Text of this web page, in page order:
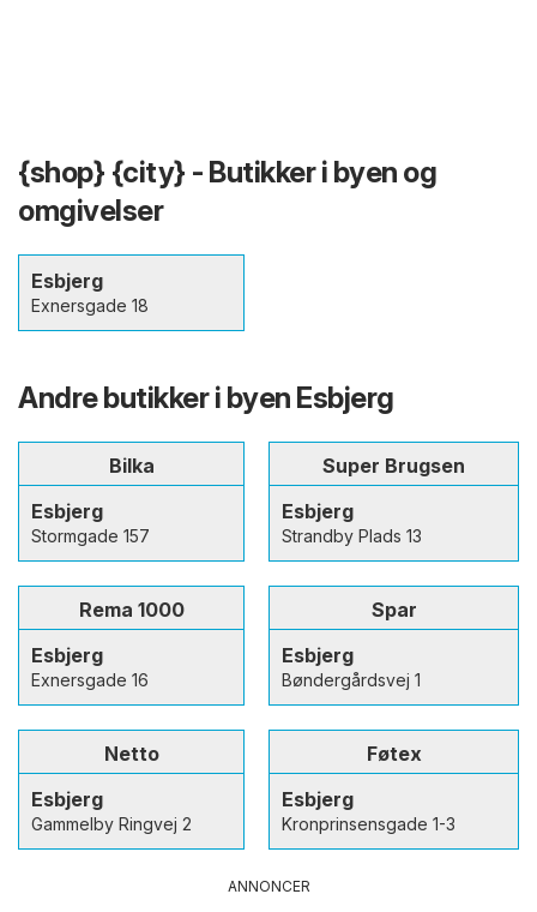
{shop} {city} - Butikker i byen og
omgivelser
Esbjerg
Exnersgade 18
Andre butikker i byen Esbjerg
Bilka
Esbjerg
Stormgade 157
Super Brugsen
Esbjerg
Strandby Plads 13
Rema 1000
Esbjerg
Exnersgade 16
Spar
Esbjerg
Bøndergårdsvej 1
Netto
Esbjerg
Gammelby Ringvej 2
Føtex
Esbjerg
Kronprinsensgade 1-3
ANNONCER